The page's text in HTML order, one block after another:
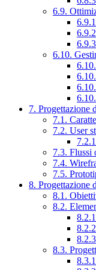
6.9.
6.10.
7. Progettazione
7.1.
7.2. User
7.3. Flussi
7.4.
7.5.
8. Progettazione
8.1.
8.2.
8.3.